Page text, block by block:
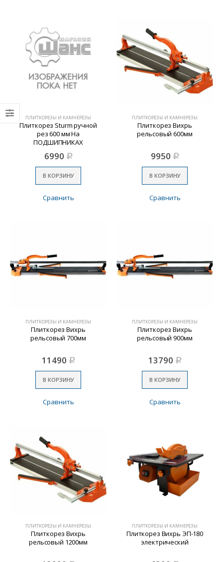
ПЛИТКОРЕЗЫ И КАМНЕРЕЗЫ
Плиткорез Sturm ручной
рез 600 мм На
ПОДШИПНИКАХ
6990 Р
В КОРЗИНУ
Сравнить
ПЛИТКОРЕЗЫ И КАМНЕРЕЗЫ
Плиткорез Вихрь
рельсовый 600мм
9950 Р
В КОРЗИНУ
Сравнить
ПЛИТКОРЕЗЫ И КАМНЕРЕЗЫ
Плиткорез Вихрь
рельсовый 700мм
11490 Р
В КОРЗИНУ
Сравнить
ПЛИТКОРЕЗЫ И КАМНЕРЕЗЫ
Плиткорез Вихрь
рельсовый 900мм
13790 Р
В КОРЗИНУ
Сравнить
ПЛИТКОРЕЗЫ И КАМНЕРЕЗЫ
Плиткорез Вихрь
рельсовый 1200мм
ПЛИТКОРЕЗЫ И КАМНЕРЕЗЫ
Плиткорез Вихрь ЭП-180
электрический